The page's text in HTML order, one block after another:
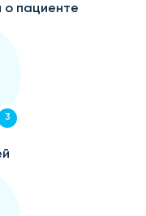
о пациенте
3